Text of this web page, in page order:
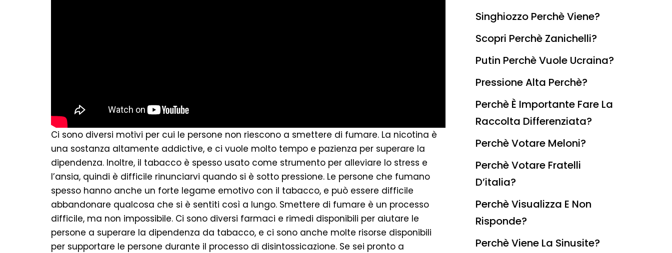
Ci sono diversi motivi per cui le persone non riescono a smettere di fumare. La nicotina è
una sostanza altamente addictive, e ci vuole molto tempo e pazienza per superare la
dipendenza. Inoltre, il tabacco è spesso usato come strumento per alleviare lo stress e
l’ansia, quindi è difficile rinunciarvi quando si è sotto pressione. Le persone che fumano
spesso hanno anche un forte legame emotivo con il tabacco, e può essere difficile
abbandonare qualcosa che si è sentiti così a lungo. Smettere di fumare è un processo
difficile, ma non impossibile. Ci sono diversi farmaci e rimedi disponibili per aiutare le
persone a superare la dipendenza da tabacco, e ci sono anche molte risorse disponibili
per supportare le persone durante il processo di disintossicazione. Se sei pronto a
Singhiozzo Perchè Viene?
Scopri Perchè Zanichelli?
Putin Perchè Vuole Ucraina?
Pressione Alta Perchè?
Perchè È Importante Fare La
Raccolta Differenziata?
Perchè Votare Meloni?
Perchè Votare Fratelli
D’italia?
Perchè Visualizza E Non
Risponde?
Perchè Viene La Sinusite?